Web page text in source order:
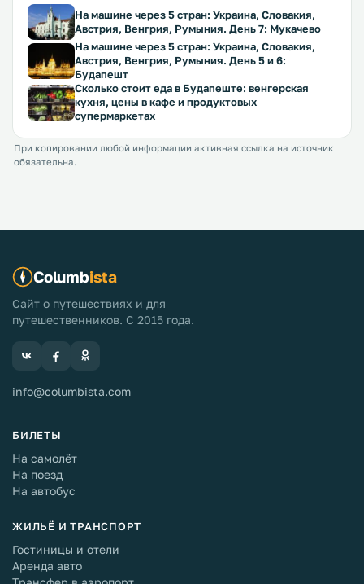
На машине через 5 стран: Украина, Словакия,
Австрия, Венгрия, Румыния. День 7: Мукачево
На машине через 5 стран: Украина, Словакия,
Австрия, Венгрия, Румыния. День 5 и 6:
Будапешт
Сколько стоит еда в Будапеште: венгерская
кухня, цены в кафе и продуктовых
супермаркетах
При копировании любой информации активная ссылка на источник
обязательна.
Columbista
Сайт о путешествиях и для
путешественников. С 2015 года.
info@columbista.com
БИЛЕТЫ
На самолёт
На поезд
На автобус
ЖИЛЬЁ И ТРАНСПОРТ
Гостиницы и отели
Аренда авто